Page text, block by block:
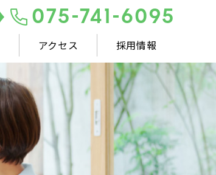
075-741-6095
アクセス 採用情報